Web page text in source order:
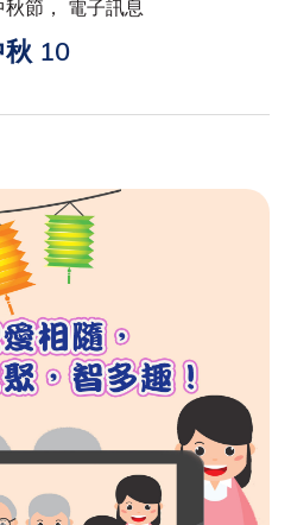
秋節， 電子訊息
秋 10